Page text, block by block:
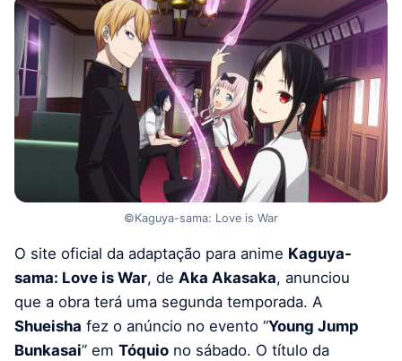
©Kaguya-sama: Love is War
O site oficial da adaptação para anime Kaguya-
sama: Love is War, de Aka Akasaka, anunciou
que a obra terá uma segunda temporada. A
Shueisha fez o anúncio no evento “Young Jump
Bunkasai” em Tóquio no sábado. O título da